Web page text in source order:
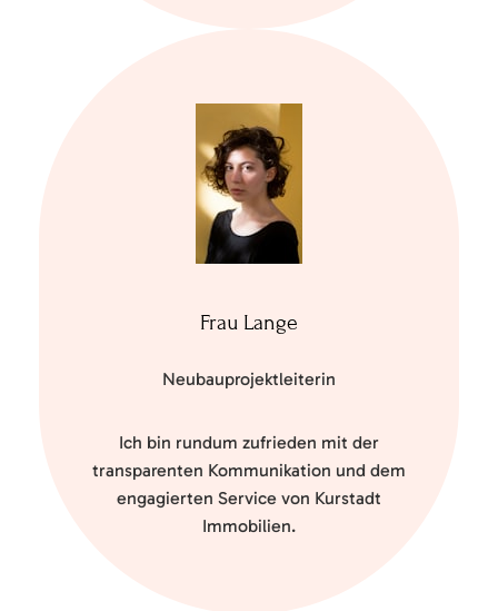
Frau Lange
Neubauprojektleiterin
Ich bin rundum zufrieden mit der
transparenten Kommunikation und dem
engagierten Service von Kurstadt
Immobilien.